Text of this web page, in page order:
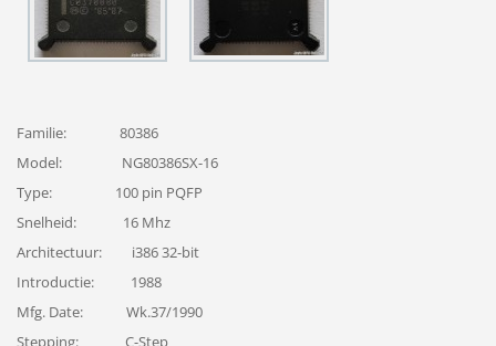
Familie: 80386
Model: NG80386SX-16
Type: 100 pin PQFP
Snelheid: 16 Mhz
Architectuur: i386 32-bit
Introductie: 1988
Mfg. Date: Wk.37/1990
Stepping: C-Step